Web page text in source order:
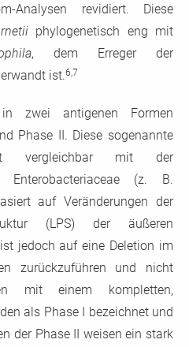
Analysen revidiert. Diese
phylogenetisch eng mit
, dem Erreger der
ist.6,7
zwei antigenen Formen
Phase II. Diese sogenannte
vergleichbar mit der
Enterobacteriaceae (z. B.
auf Veränderungen der
(LPS) der äußeren
jedoch auf eine Deletion im
zurückzuführen und nicht
mit einem kompletten,
als Phase I bezeichnet und
der Phase II weisen ein stark